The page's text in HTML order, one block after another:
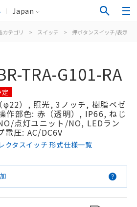
Japan
カテゴリ > スイッチ > 押ボタンスイッチ/表示灯
TRA-G101-RA
φ22）, 照光, 3ノッチ, 樹脂ベゼ
作部色: 赤（透明）, IP66, ねじ
点灯ユニット/NO, LEDラン
電圧: AC/DC6V
クタスイッチ 形式仕様一覧